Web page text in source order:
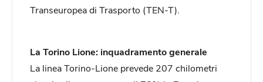
Transeuropea di Trasporto (TEN-T).
La Torino Lione: inquadramento generale
La linea Torino-Lione prevede 207 chilometri